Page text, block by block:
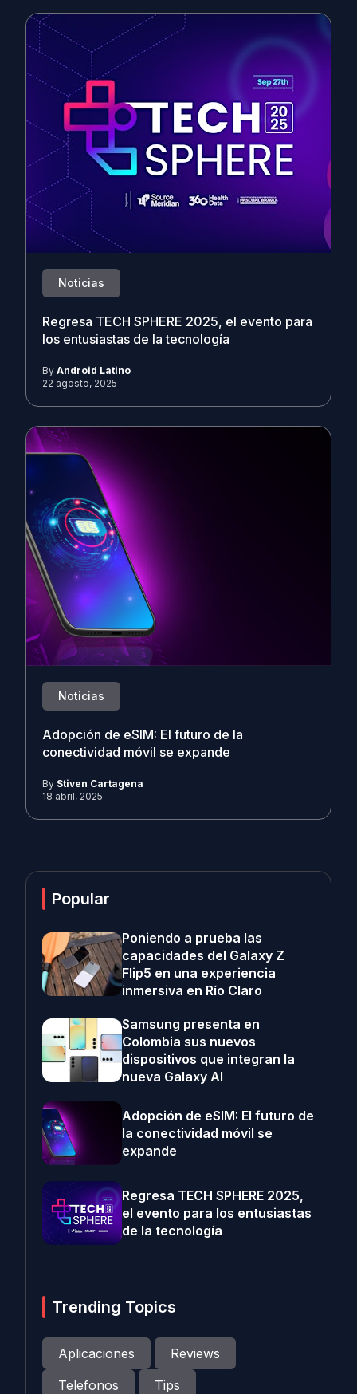
Noticias
Regresa TECH SPHERE 2025, el evento para
los entusiastas de la tecnología
By Android Latino
22 agosto, 2025
Noticias
Adopción de eSIM: El futuro de la
conectividad móvil se expande
By Stiven Cartagena
18 abril, 2025
Popular
Poniendo a prueba las
capacidades del Galaxy Z
Flip5 en una experiencia
inmersiva en Río Claro
Samsung presenta en
Colombia sus nuevos
dispositivos que integran la
nueva Galaxy AI
Adopción de eSIM: El futuro de
la conectividad móvil se
expande
Regresa TECH SPHERE 2025,
el evento para los entusiastas
de la tecnología
Trending Topics
Aplicaciones
Reviews
Telefonos
Tips